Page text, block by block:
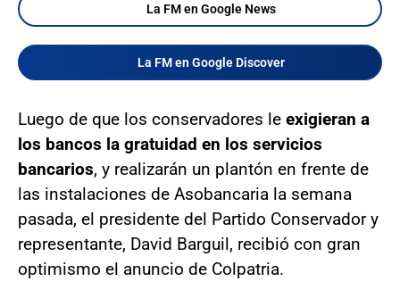
La FM en Google News
La FM en Google Discover
Luego de que los conservadores le exigieran a
los bancos la gratuidad en los servicios
bancarios, y realizarán un plantón en frente de
las instalaciones de Asobancaria la semana
pasada, el presidente del Partido Conservador y
representante, David Barguil, recibió con gran
optimismo el anuncio de Colpatria.